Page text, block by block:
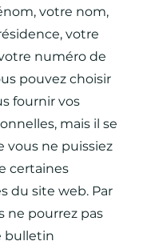
votre nom,
votre
numéro de
pouvez choisir
fournir vos
mais il se
vous ne puissiez
certaines
du site web. Par
ne pourrez pas
bulletin